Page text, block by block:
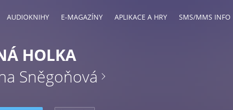
AUDIOKNIHY E-MAGAZÍNY APLIKACE A HRY SMS/MMS INFO
HOLKA
Sněgoňová